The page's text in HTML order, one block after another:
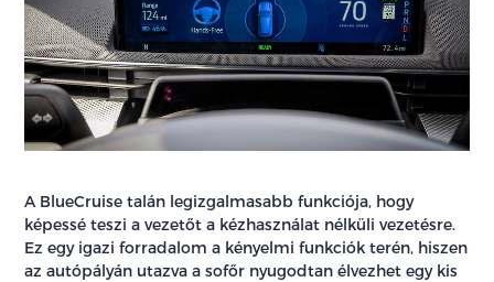
A BlueCruise talán legizgalmasabb funkciója, hogy
képessé teszi a vezetőt a kézhasználat nélküli vezetésre.
Ez egy igazi forradalom a kényelmi funkciók terén, hiszen
az autópályán utazva a sofőr nyugodtan élvezhet egy kis